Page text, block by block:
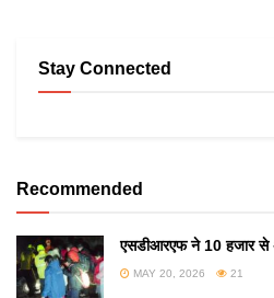
Stay Connected
Recommended
एसडीआरएफ ने 10 हजार से
MAY 20, 2026 21